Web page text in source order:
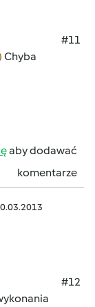
#11
Chyba
aby dodawać
komentarze
#12